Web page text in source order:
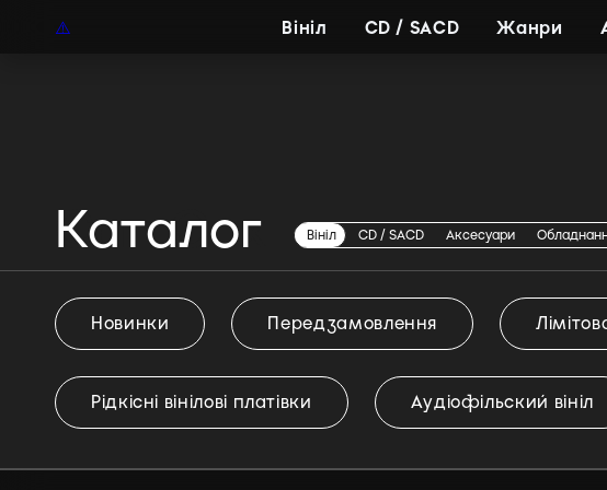
Вініл CD / SACD Жанри
Каталог Вініл CD / SACD Аксесуари
Carl Cox
Новинки Передзамовлення
Рідкісні вінілові платівки Аудіофільский вініл